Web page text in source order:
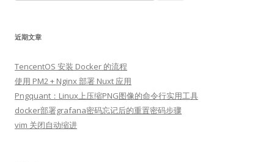
索：
近期文章
TencentOS 安装 Docker 的流程
使用 PM2 + Nginx 部署 Nuxt 应用
Pngquant：Linux上压缩PNG图像的命令行实用工具
docker部署grafana密码忘记后的重置密码步骤
vim 关闭自动缩进